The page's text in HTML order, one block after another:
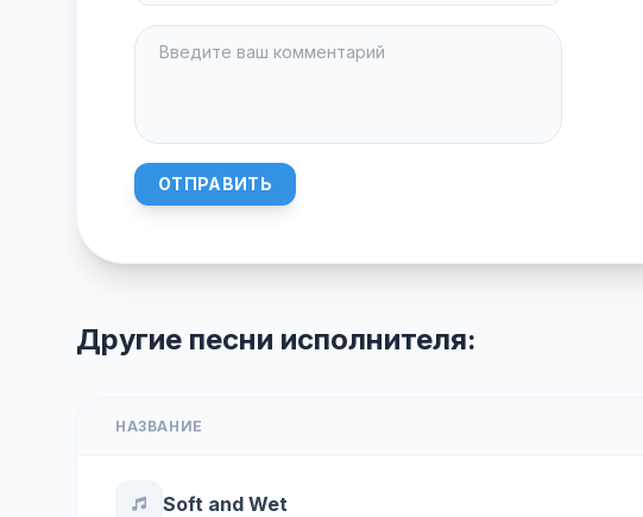
ОТПРАВИТЬ
Другие песни исполнителя:
НАЗВАНИЕ
Soft and Wet